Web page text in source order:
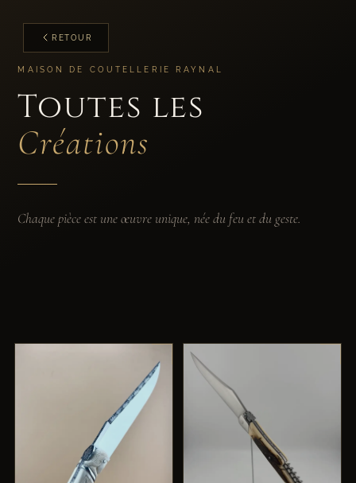
RETOUR
MAISON DE COUTELLERIE RAYNAL
Toutes les
Créations
Chaque pièce est une œuvre unique, née du feu et du geste.